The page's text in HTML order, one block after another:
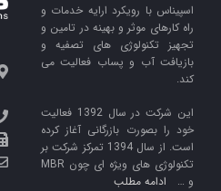
اسپیناس با رویکرد ارایه خدمات و
راه کارهای موثر و بهینه در تامین و
تجهیز تکنولوژی های تصفیه و
بازیافت آب و پساب فعالیت می
کند.
این شرکت در سال 1392 فعالیت
خود را بصورت بازرگانی آغاز کرده
است. از سال 1394 تمرکز شرکت بر
تکنولوژی های ویژه ای چون MBR
و … ادامه مطلب